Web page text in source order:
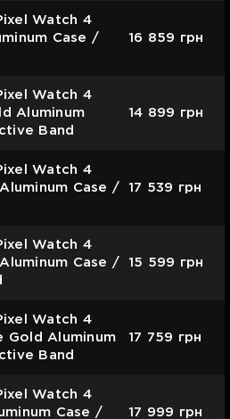
Watch 4
Case /
16 859 грн
Watch 4
Aluminum
Band
14 899 грн
Watch 4
Case /
17 539 грн
Watch 4
Case /
15 599 грн
Watch 4
Gold Aluminum
Band
17 759 грн
Watch 4
Case /
17 999 грн